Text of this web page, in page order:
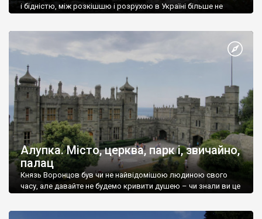
і бідністю, між розкішшю і розрухою в Україні більше не
Алупка. Місто, церква, парк і, звичайно,
палац
Князь Воронцов був чи не найвідомішою людиною свого
часу, але давайте не будемо кривити душею – чи знали ви це